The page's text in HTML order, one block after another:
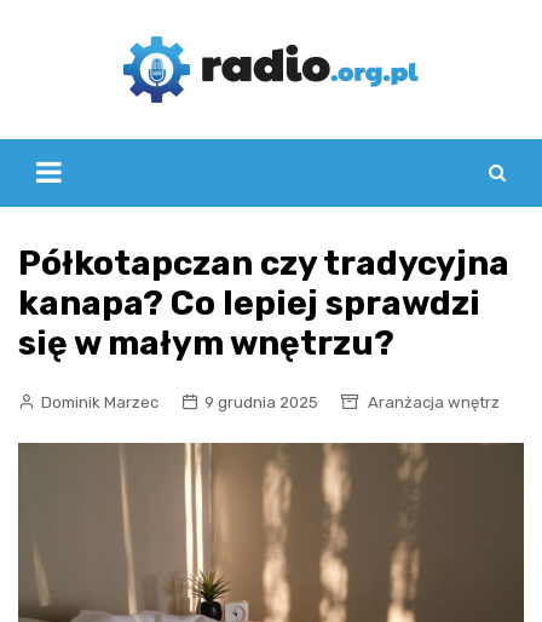
Półkotapczan czy tradycyjna
kanapa? Co lepiej sprawdzi
się w małym wnętrzu?
Dominik Marzec 9 grudnia 2025 Aranżacja wnętrz